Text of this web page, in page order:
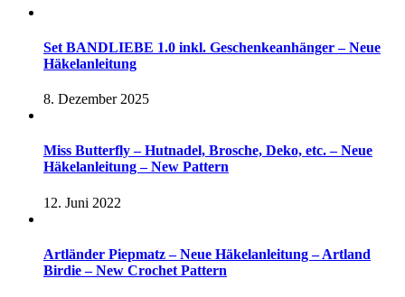
Set BANDLIEBE 1.0 inkl. Geschenkeanhänger – Neue
Häkelanleitung
8. Dezember 2025
Miss Butterfly – Hutnadel, Brosche, Deko, etc. – Neue
Häkelanleitung – New Pattern
12. Juni 2022
Artländer Piepmatz – Neue Häkelanleitung – Artland
Birdie – New Crochet Pattern